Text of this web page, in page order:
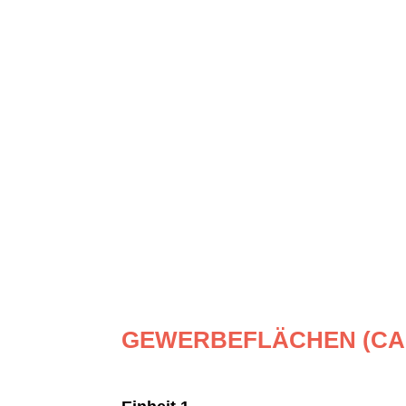
GEWERBEFLÄCHEN